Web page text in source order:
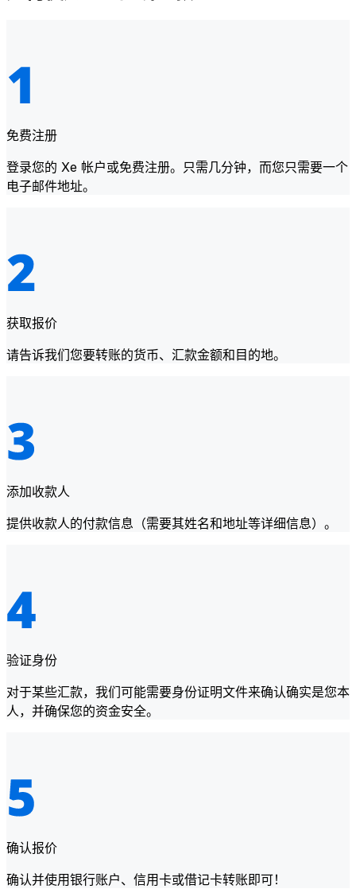
免费注册
登录您的 Xe 帐户或免费注册。只需几分钟，而您只需要一个
电子邮件地址。
获取报价
请告诉我们您要转账的货币、汇款金额和目的地。
添加收款人
提供收款人的付款信息（需要其姓名和地址等详细信息）。
验证身份
对于某些汇款，我们可能需要身份证明文件来确认确实是您本
人，并确保您的资金安全。
确认报价
确认并使用银行账户、信用卡或借记卡转账即可！